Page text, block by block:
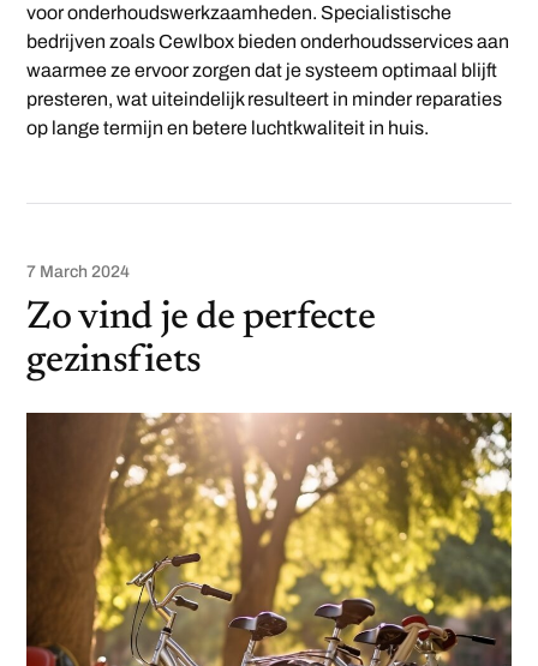
voor onderhoudswerkzaamheden. Specialistische
bedrijven zoals Cewlbox bieden onderhoudsservices aan
waarmee ze ervoor zorgen dat je systeem optimaal blijft
presteren, wat uiteindelijk resulteert in minder reparaties
op lange termijn en betere luchtkwaliteit in huis.
7 March 2024
Zo vind je de perfecte
gezinsfiets